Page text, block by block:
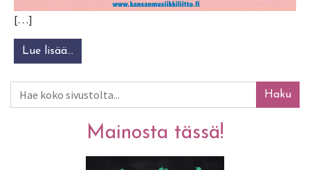
[…]
Lue lisää…
Haku
Mainosta tässä!